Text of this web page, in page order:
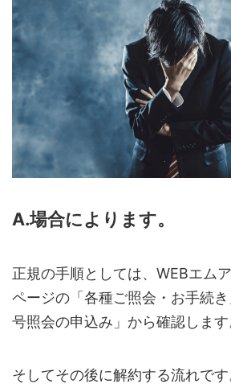
A.場合によります。
正規の手順としては、WEBエム
ページの「各種ご照会・お手続
号照会の申込み」から確認します
そしてその後に解約する流れです